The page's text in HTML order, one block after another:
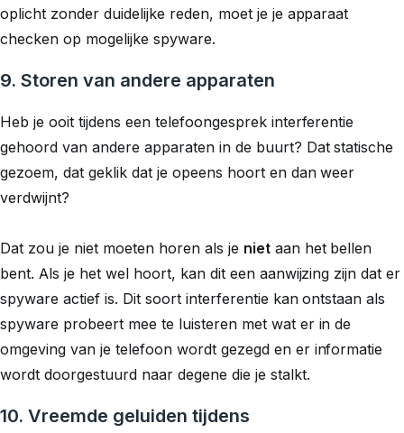
oplicht zonder duidelijke reden, moet je je apparaat
checken op mogelijke spyware.
9. Storen van andere apparaten
Heb je ooit tijdens een telefoongesprek interferentie
gehoord van andere apparaten in de buurt? Dat statische
gezoem, dat geklik dat je opeens hoort en dan weer
verdwijnt?
Dat zou je niet moeten horen als je nietaan het bellen
bent. Als je het wel hoort, kan dit een aanwijzing zijn dat er
spyware actief is. Dit soort interferentie kan ontstaan als
spyware probeert mee te luisteren met wat er in de
omgeving van je telefoon wordt gezegd en er informatie
wordt doorgestuurd naar degene die je stalkt.
10. Vreemde geluiden tijdens